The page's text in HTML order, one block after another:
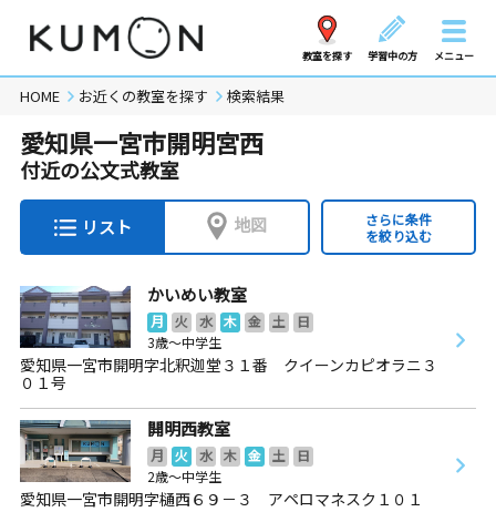
教室を探す 学習中の方 メニュー
HOME お近くの教室を探す 検索結果
愛知県一宮市開明宮西
付近の公文式教室
リスト 地図
さらに条件
を絞り込む
かいめい教室
月 火 水 木 金 土
日
3歳～中学生
愛知県一宮市開明字北釈迦堂３１番 クイーンカピオラニ３
０１号
開明西教室
月 火 水 木 金 土
日
2歳～中学生
愛知県一宮市開明字樋西６９－３ アペロマネスク１０１